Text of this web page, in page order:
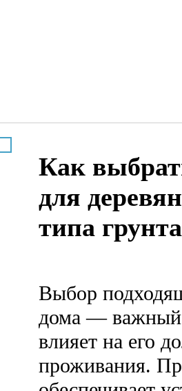
Как
для
типа
Выбор
дома — важный
влияет на его
проживания.